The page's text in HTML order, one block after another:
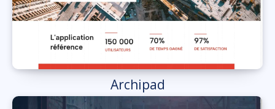
Archipad